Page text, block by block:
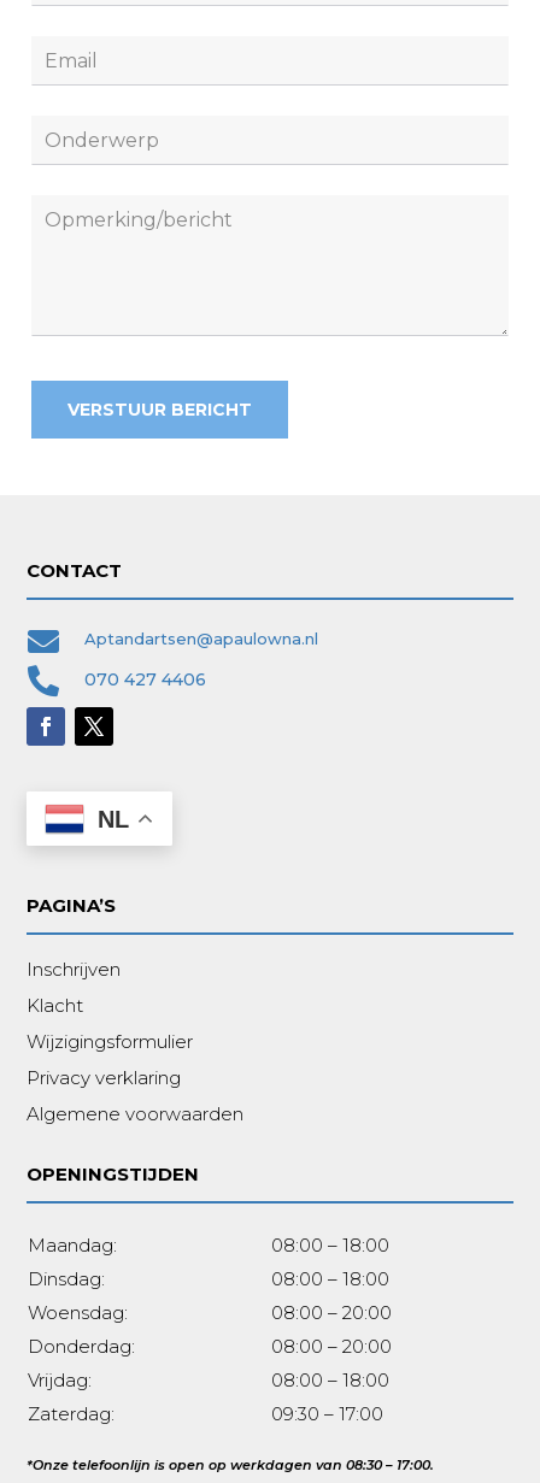
VERSTUUR BERICHT
CONTACT
 Aptandartsen@apaulowna.nl
 070 427 4406
NL
PAGINA’S
Inschrijven
Klacht
Wijzigingsformulier
Privacy verklaring
Algemene voorwaarden
OPENINGSTIJDEN
Maandag:
08:00 – 18:00
Dinsdag:
08:00 – 18:00
Woensdag:
08:00 – 20:00
Donderdag:
08:00 – 20:00
Vrijdag:
08:00 – 18:00
Zaterdag:
09:30 – 17:00
*Onze telefoonlijn is open op werkdagen van 08:30 – 17:00.